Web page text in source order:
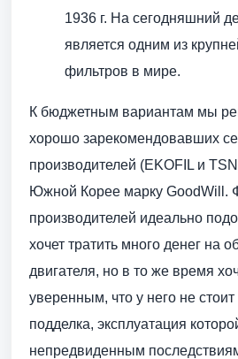
1936 г. На сегодняшний
является одним из
фильтров в мире.
К бюджетным вариантам мы
хорошо зарекомендовавших
производителей (EKOFIL и
Южной Корее марку GoodWill.
производителей идеально
хочет тратить много денег на
двигателя, но в то же время
уверенным, что у него не стоит
подделка, эксплуатация
непредвиденным